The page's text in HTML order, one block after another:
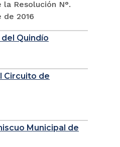
Resolución N°.
de 2016
Quindío
Circuito de
Municipal de